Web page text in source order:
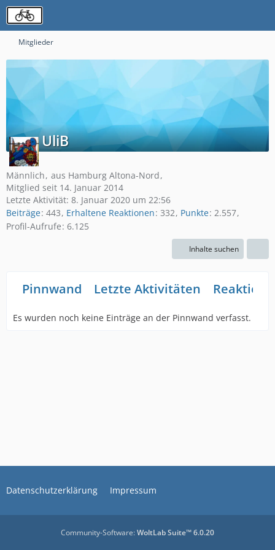
Mitglieder
UliB
Männlich aus Hamburg Altona-Nord
Mitglied seit 14. Januar 2014
Letzte Aktivität: 8. Januar 2020 um 22:56
Beiträge 443 Erhaltene Reaktionen 332 Punkte 2.557
Profil-Aufrufe 6.125
Inhalte suchen
Pinnwand Letzte Aktivitäten
Es wurden noch keine Einträge an der Pinnwand verfasst.
Datenschutzerklärung Impressum
Community-Software:WoltLab Suite™ 6.0.20